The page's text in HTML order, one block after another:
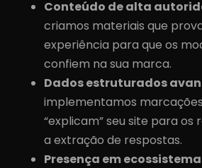
Conteúdo de alta
criamos materiais que
experiência para que os
confiem na sua marca.
Dados estruturados
implementamos
“explicam” seu site para os
a extração de respostas.
Presença em